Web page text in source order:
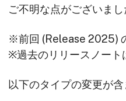
ご不明な点がございまし
※前回 (Release 2025)
※過去のリリースノート
以下のタイプの変更が含